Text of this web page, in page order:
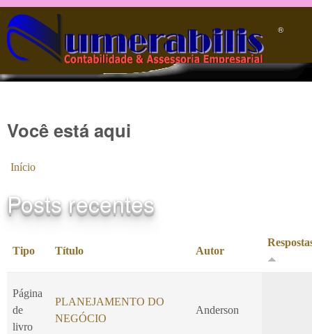
Pular para o conteúdo principal
®️
Você está aqui
Início
Posts recentes
Tipo Título Autor
Página
de
livro
PLANEJAMENTO DO
NEGÓCIO
Anderson